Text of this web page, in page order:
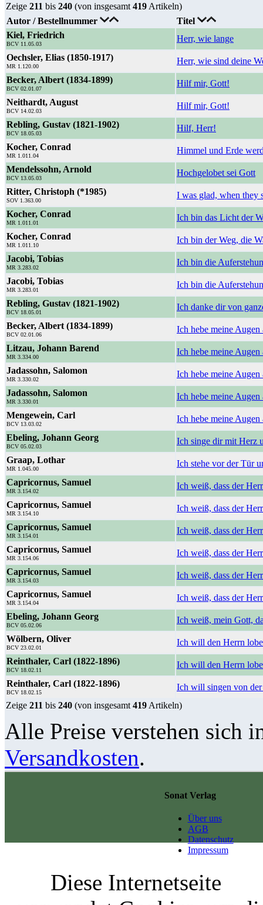
Zeige 211 bis 240 (von insgesamt 419 Artikeln)
Autor / Bestellnummer
Titel
Kiel, Friedrich
BCV 11.05.03
Herr, wie lange
Oechsler, Elias (1850-1917)
MR 1.120.00
Herr, wie sind deine
Becker, Albert (1834-1899)
BCV 02.01.07
Hilf mir, Gott!
Neithardt, August
BCV 14.02.03
Hilf mir, Gott!
Rebling, Gustav (1821-1902)
BCV 18.05.03
Hilf, Herr!
Kocher, Conrad
MR 1.011.04
Himmel und Erde
Mendelssohn, Arnold
BCV 13.05.03
Hochgelobet sei Gott
Ritter, Christoph (*1985)
SOV 1.363.00
I was glad, when they
Kocher, Conrad
MR 1.011.01
Ich bin das Licht der
Kocher, Conrad
MR 1.011.10
Ich bin der Weg, die
Jacobi, Tobias
MR 3.283.02
Ich bin die
Jacobi, Tobias
MR 3.283.01
Ich bin die
Rebling, Gustav (1821-1902)
BCV 18.05.01
Ich danke dir von
Becker, Albert (1834-1899)
BCV 02.01.06
Ich hebe meine Augen
Litzau, Johann Barend
MR 3.334.00
Ich hebe meine Augen
Jadassohn, Salomon
MR 3.330.02
Ich hebe meine Augen
Jadassohn, Salomon
MR 3.330.01
Ich hebe meine
Mengewein, Carl
BCV 13.03.02
Ich hebe meine
Ebeling, Johann Georg
BCV 05.02.03
Ich singe dir mit Herz
Graap, Lothar
MR 1.045.00
Ich stehe vor der Tür
Capricornus, Samuel
MR 3.154.02
Ich weiß, dass der
Capricornus, Samuel
MR 3.154.10
Ich weiß, dass der
Capricornus, Samuel
MR 3.154.01
Ich weiß, dass der
Capricornus, Samuel
MR 3.154.06
Ich weiß, dass der
Capricornus, Samuel
MR 3.154.03
Ich weiß, dass der
Capricornus, Samuel
MR 3.154.04
Ich weiß, dass der
Ebeling, Johann Georg
BCV 05.02.06
Ich weiß, mein Gott,
Wölbern, Oliver
BCV 23.02.01
Ich will den Herrn
Reinthaler, Carl (1822-1896)
BCV 18.02.11
Ich will den Herrn
Reinthaler, Carl (1822-1896)
BCV 18.02.15
Ich will singen von
Zeige 211 bis 240 (von insgesamt 419 Artikeln)
Alle Preise verstehen sich
Versandkosten.
Sonat Verlag
Über uns
AGB
Datenschutz
Impressum
Diese Internetseite